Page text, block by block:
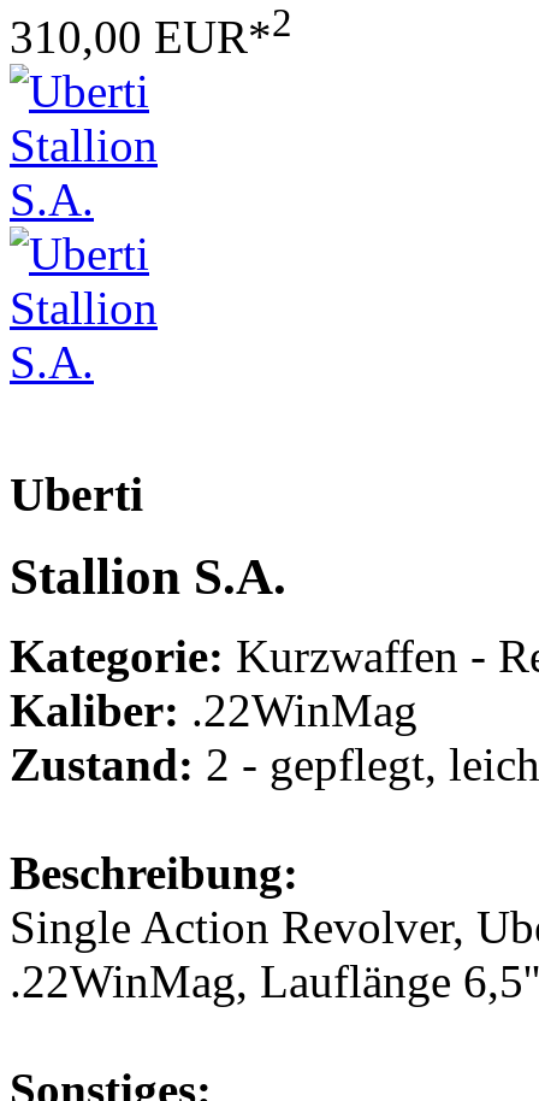
310,00 EUR*2
Uberti
Stallion S.A.
Kategorie: Kurzwaffen -
Kaliber: .22WinMag
Zustand: 2 - gepflegt,
Beschreibung:
Single Action Revolver,
.22WinMag, Lauflänge
Sonstiges: